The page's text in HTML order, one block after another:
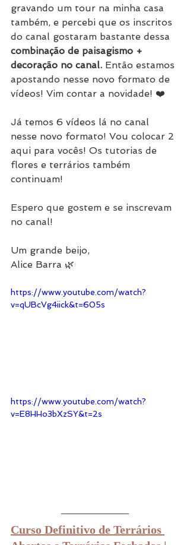
gravando um tour na minha casa
também, e percebi que os inscritos
do canal gostaram bastante dessa
combinação de paisagismo +
decoração no canal. Então estamos
apostando nesse novo formato de
vídeos! Vim contar a novidade! ❤️
Já temos 6 vídeos lá no canal
nesse novo formato! Vou colocar 2
aqui para vocês! Os tutorias de
flores e terrários também
continuam!
Espero que gostem e se inscrevam
no canal!
Um grande beijo,
Alice Barra 🌿
https://www.youtube.com/watch?
v=qUBcVg4iick&t=605s
https://www.youtube.com/watch?
v=E8HHo3bXzSY&t=2s
Curso Definitivo de Terrários